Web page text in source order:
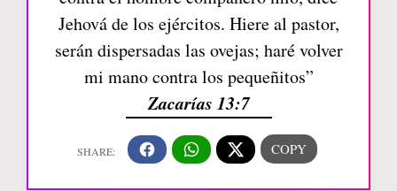
Jehová de los ejércitos. Hiere al pastor,
serán dispersadas las ovejas; haré volver
mi mano contra los pequeñitos”
Zacarías 13:7